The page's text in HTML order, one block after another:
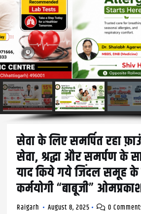
सेवा के लिए समर्पित रहा
सेवा, श्रद्धा और समर्पण के
याद किये गये जिंदल समूह
कर्मयोगी “बाबूजी”
Raigarh August 8, 2025 0